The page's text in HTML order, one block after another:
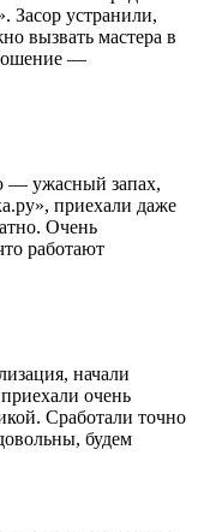
Засор устранили,
вызвать мастера в
—
— ужасный запах,
приехали даже
Очень
работают
начали
очень
Сработали точно
будем